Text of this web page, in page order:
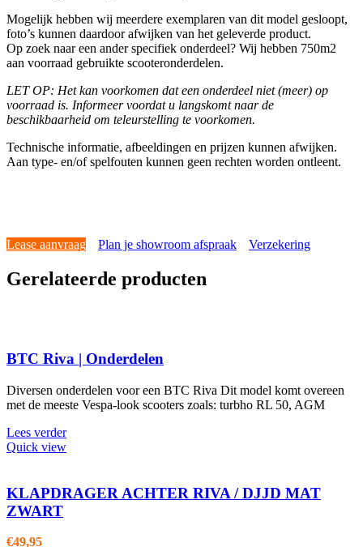
Mogelijk hebben wij meerdere exemplaren van dit model gesloopt,
foto’s kunnen daardoor afwijken van het geleverde product.
Op zoek naar een ander specifiek onderdeel? Wij hebben 750m2
aan voorraad gebruikte scooteronderdelen.
LET OP: Het kan voorkomen dat een onderdeel niet (meer) op
voorraad is. Informeer voordat u langskomt naar de
beschikbaarheid om teleurstelling te voorkomen.
Technische informatie, afbeeldingen en prijzen kunnen afwijken.
Aan type- en/of spelfouten kunnen geen rechten worden ontleent.
Lease aanvraag Plan je showroom afspraak Verzekering
Gerelateerde producten
BTC Riva | Onderdelen
Diversen onderdelen voor een BTC Riva Dit model komt overeen
met de meeste Vespa-look scooters zoals: turbho RL 50, AGM
Lees verder
Quick view
KLAPDRAGER ACHTER RIVA / DJJD MAT
ZWART
€49,95